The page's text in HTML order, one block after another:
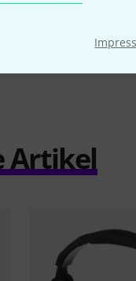
Artikel